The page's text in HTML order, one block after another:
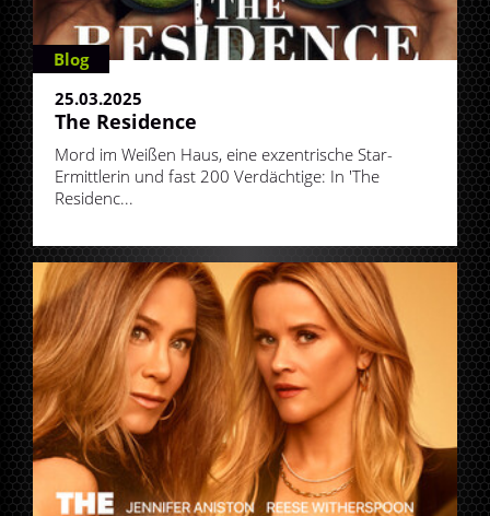
Blog
25.03.2025
The Residence
Mord im Weißen Haus, eine exzentrische Star-
Ermittlerin und fast 200 Verdächtige: In 'The
Residenc...